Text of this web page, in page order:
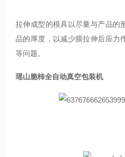
拉伸成型的模具以尽量与产品的
品的厚度，以减少膜拉伸后应力
等问题。
瑶山脆柿全自动真空包装机